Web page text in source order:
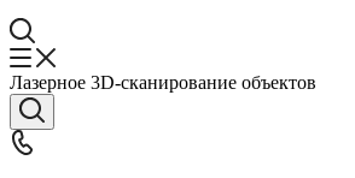
Лазерное 3D-сканирование объектов